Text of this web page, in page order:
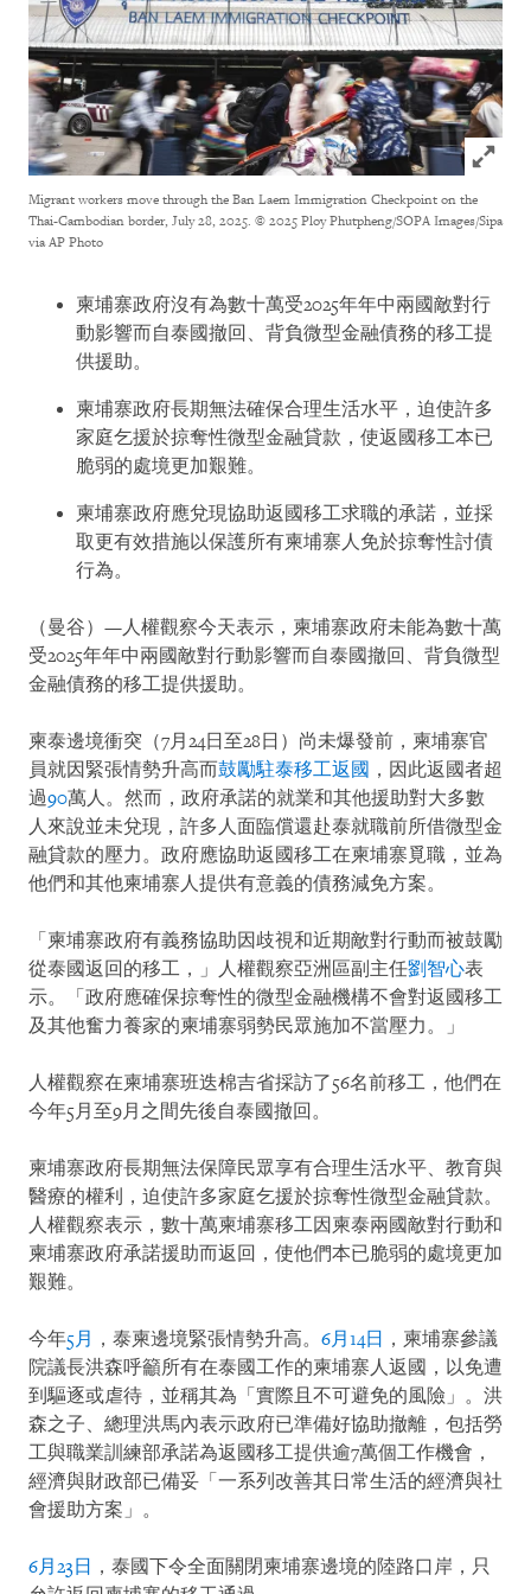
Click to
Migrant workers move through the Ban Laem Immigration Checkpoint on the
Thai-Cambodian border, July 28, 2025. © 2025 Ploy Phutpheng/SOPA Images/Sipa
via AP Photo
柬埔寨政府沒有為數十萬受2025年年中兩國敵對行
動影響而自泰國撤回、背負微型金融債務的移工提
供援助。
柬埔寨政府長期無法確保合理生活水平，迫使許多
家庭乞援於掠奪性微型金融貸款，使返國移工本已
脆弱的處境更加艱難。
柬埔寨政府應兌現協助返國移工求職的承諾，並採
取更有效措施以保護所有柬埔寨人免於掠奪性討債
行為。
（曼谷）—人權觀察今天表示，柬埔寨政府未能為數十萬
受2025年年中兩國敵對行動影響而自泰國撤回、背負微型
金融債務的移工提供援助。
柬泰邊境衝突（7月24日至28日）尚未爆發前，柬埔寨官
員就因緊張情勢升高而鼓勵駐泰移工返國 ，因此返國者超
過90萬人。然而，政府承諾的就業和其他援助對大多數
人來說並未兌現，許多人面臨償還赴泰就職前所借微型金
融貸款的壓力。政府應協助返國移工在柬埔寨覓職，並為
他們和其他柬埔寨人提供有意義的債務減免方案。
「柬埔寨政府有義務協助因歧視和近期敵對行動而被鼓勵
從泰國返回的移工，」人權觀察亞洲區副主任劉智心表
示。「政府應確保掠奪性的微型金融機構不會對返國移工
及其他奮力養家的柬埔寨弱勢民眾施加不當壓力。」
人權觀察在柬埔寨班迭棉吉省採訪了56名前移工，他們在
今年5月至9月之間先後自泰國撤回。
柬埔寨政府長期無法保障民眾享有合理生活水平、教育與
醫療的權利，迫使許多家庭乞援於掠奪性微型金融貸款。
人權觀察表示，數十萬柬埔寨移工因柬泰兩國敵對行動和
柬埔寨政府承諾援助而返回，使他們本已脆弱的處境更加
艱難。
今年5月 ，泰柬邊境緊張情勢升高。 6月14日 ，柬埔寨參議
院議長洪森呼籲所有在泰國工作的柬埔寨人返國，以免遭
到驅逐或虐待，並稱其為「實際且不可避免的風險」。洪
森之子、總理洪馬內表示政府已準備好協助撤離，包括勞
工與職業訓練部承諾為返國移工提供逾7萬個工作機會，
經濟與財政部已備妥「一系列改善其日常生活的經濟與社
會援助方案」。
6月23日 ，泰國下令全面關閉柬埔寨邊境的陸路口岸，只